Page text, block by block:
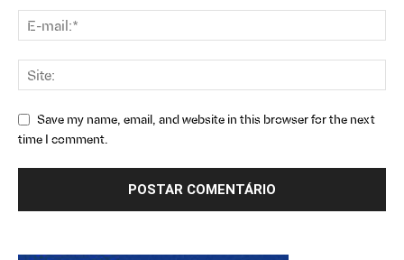
Save my name, email, and website in this browser for the next
time I comment.